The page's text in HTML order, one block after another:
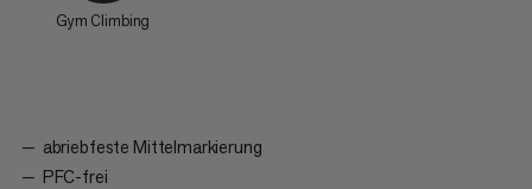
Gym Climbing
abriebfeste Mittelmarkierung
PFC-frei